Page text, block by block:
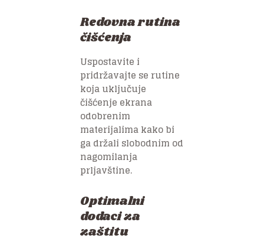
Redovna rutina
čišćenja
Uspostavite i
pridržavajte se rutine
koja uključuje
čišćenje ekrana
odobrenim
materijalima kako bi
ga držali slobodnim od
nagomilanja
prljavštine.
Optimalni
dodaci za
zaštitu